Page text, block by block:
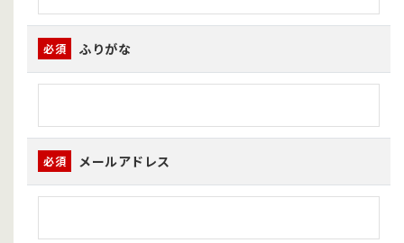
必須 ふりがな
必須 メールアドレス